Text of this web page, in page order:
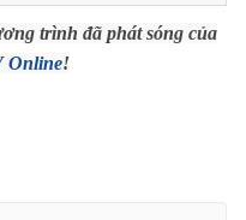
mình bằng AI
trình đã phát sóng của
Online!